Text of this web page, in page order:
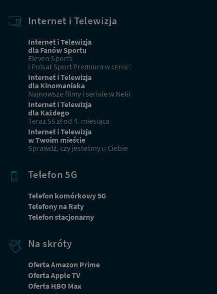
Internet i Telewizja
Internet i Telewizja
dla Fanów Sportu
Eleven Sports
i Polsat Sport Premium w cenie!
Internet i Telewizja
dla Kinomaniaka
Najnowsze filmy i seriale w Netii
Internet i Telewizja
dla Każdego
Teraz 55 zł od 4. miesiąca
Internet i Telewizja
w Twoim mieście
Sprawdź, czy jesteśmy u Ciebie
Telefon 5G
Telefon komórkowy 5G
Telefony na Raty
Telefon stacjonarny
Na skróty
Oferta Amazon Prime
Oferta Apple TV
Oferta HBO Max
Dbamy o Twoją prywatność